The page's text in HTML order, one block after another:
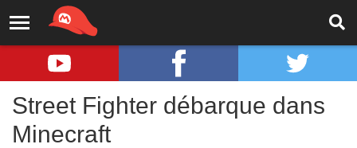
Street Fighter débarque dans
Minecraft